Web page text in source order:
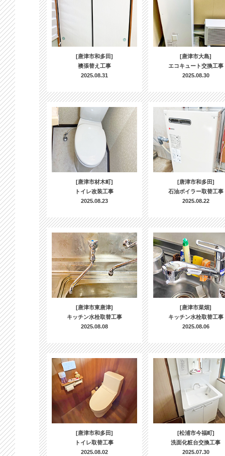
[唐津市和多田]
襖張替え工事
2025.08.31
[唐津市大島]
エコキュート交換工事
2025.08.30
[唐津市材木町]
トイレ改装工事
2025.08.23
[唐津市和多田]
石油ボイラー取替工事
2025.08.22
[唐津市東唐津]
キッチン水栓取替工事
2025.08.08
[唐津市菜畑]
キッチン水栓取替工事
2025.08.06
[唐津市和多田]
トイレ取替工事
2025.08.02
[松浦市今福町]
洗面化粧台交換工事
2025.07.30